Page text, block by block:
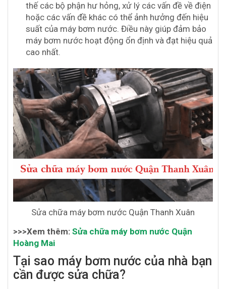
thế các bộ phận hư hỏng, xử lý các vấn đề về điện
hoặc các vấn đề khác có thể ảnh hưởng đến hiệu
suất của máy bơm nước. Điều này giúp đảm bảo
máy bơm nước hoạt động ổn định và đạt hiệu quả
cao nhất.
Sửa chữa máy bơm nước Quận Thanh Xuân
>>>Xem thêm: Sửa chữa máy bơm nước Quận
Hoàng Mai
Tại sao máy bơm nước của nhà bạn
cần được sửa chữa?